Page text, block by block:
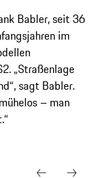
Babler, seit 36
im
„Straßenlage
sagt Babler.
– man